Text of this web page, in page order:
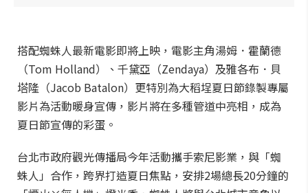
搭配蜘蛛人最新電影即將上映，電影主角湯姆．霍蘭德
（Tom Holland）、千黛亞（Zendaya）及雅各布．貝
塔隆（Jacob Batalon）更特別為大稻埕夏日節錄製專屬
影片為活動暖身宣傳，影片將在多種管道中亮相，成為
夏日節宣傳的彩蛋。
台北市政府觀光傳播局今年活動攜手索尼影業，與「蜘
蛛人」合作，跨界打造夏日焦點，安排2場總長20分鐘的